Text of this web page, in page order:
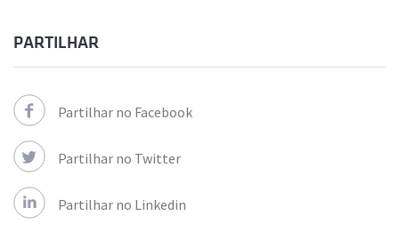
PARTILHAR
Partilhar no Facebook
Partilhar no Twitter
Partilhar no Linkedin